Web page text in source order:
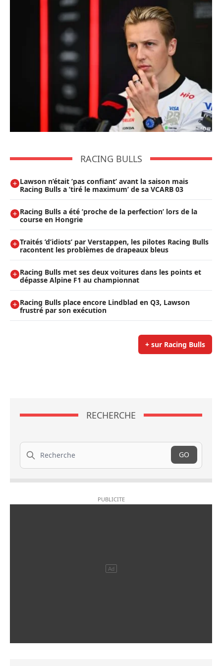
RACING BULLS
Lawson n’était ’pas confiant’ avant la saison mais
Racing Bulls a ’tiré le maximum’ de sa VCARB 03
Racing Bulls a été ’proche de la perfection’ lors de la
course en Hongrie
Traités ’d’idiots’ par Verstappen, les pilotes Racing Bulls
racontent les problèmes de drapeaux bleus
Racing Bulls met ses deux voitures dans les points et
dépasse Alpine F1 au championnat
Racing Bulls place encore Lindblad en Q3, Lawson
frustré par son exécution
+ sur Racing Bulls
RECHERCHE
Recherche
GO